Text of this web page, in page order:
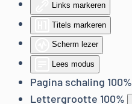
Links markeren
Titels markeren
Scherm lezer
Lees modus
Pagina schaling 100%
Lettergrootte 100%